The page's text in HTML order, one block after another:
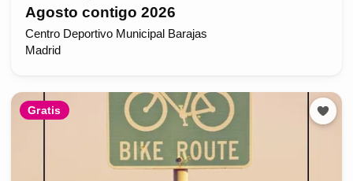
Agosto contigo 2026
Centro Deportivo Municipal Barajas
Madrid
Gratis